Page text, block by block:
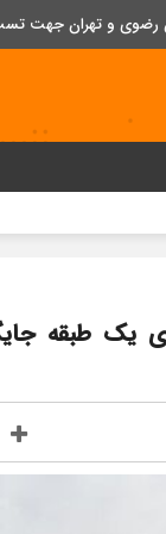
رضوی و تهران جهت
یک طبقه